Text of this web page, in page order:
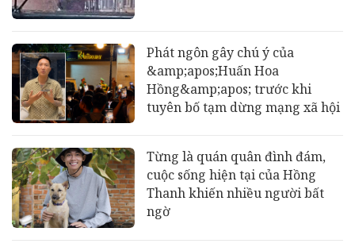
Phát ngôn gây chú ý của
&amp;apos;Huấn Hoa
Hồng&amp;apos; trước khi
tuyên bố tạm dừng mạng xã hội
Từng là quán quân đình đám,
cuộc sống hiện tại của Hồng
Thanh khiến nhiều người bất
ngờ